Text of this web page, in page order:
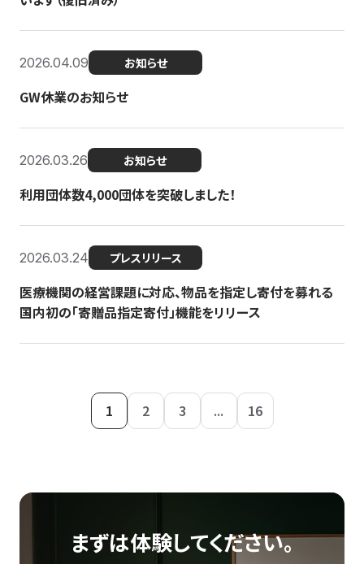
2026.04.09 お知らせ
GW休業のお知らせ
2026.03.26 お知らせ
利用団体数4,000団体を突破しました！
2026.03.24 プレスリリース
医療機関の経営課題に対応、物品を指定し寄付を募れる
国内初の「寄贈品指定寄付」機能をリリース
1 2 3 ... 16
まずは体験してください。